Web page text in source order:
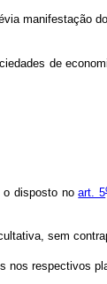
manifestação
de
o disposto noart. 5
sem
nos respectivos